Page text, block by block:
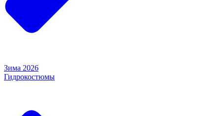
Зима 2026
Гидрокостюмы